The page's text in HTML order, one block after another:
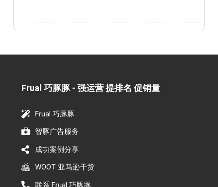
Frual 巧豚豚 - 强运营 提排名 促销量​
Frual 巧豚豚
智豚广告服务
成功案例分享
WOOT 亚马逊干货
联系 Frual 巧豚豚